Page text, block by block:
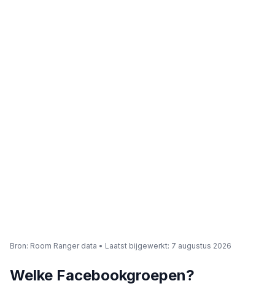
Bron: Room Ranger data • Laatst bijgewerkt: 7 augustus 2026
Welke Facebookgroepen?